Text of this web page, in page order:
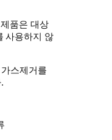
품은 대상
사용하지 않
스제거를